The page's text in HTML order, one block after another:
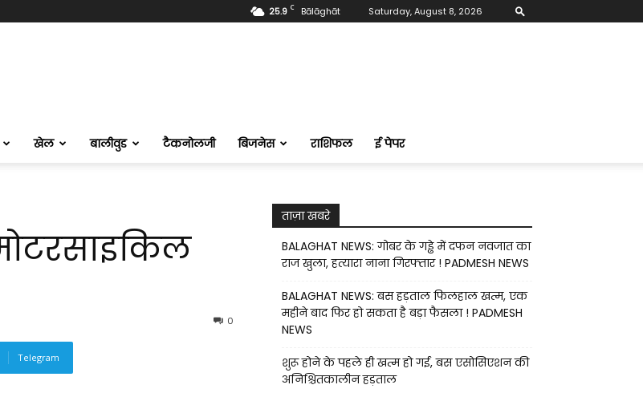
25.9 C Bālāghāt Saturday, August 8, 2026
खेल बालीवुड टैकनोलजी बिजनेस राशिफल ई पेपर
0
Telegram
ताज़ा खबरे
BALAGHAT NEWS: गोबर के गड्ढे में दफन नवजात का
राज खुला, हत्यारा नाना गिरफ्तार ! PADMESH NEWS
BALAGHAT NEWS: बस हड़ताल फिलहाल खत्म, एक
महीने बाद फिर हो सकता है बड़ा फैसला ! PADMESH
NEWS
शुरू होने के पहले ही खत्म हो गई, बस एसोसिएशन की
अनिश्चितकालीन हड़ताल